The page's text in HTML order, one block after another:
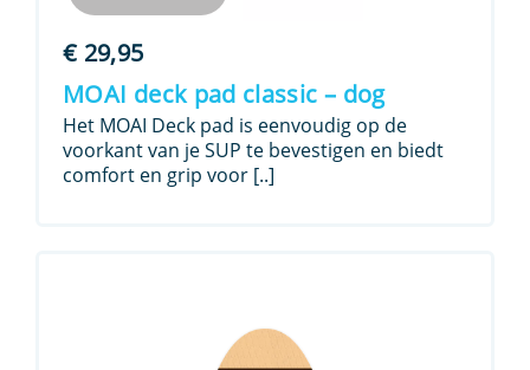
€29,95
MOAI deck pad classic – dog
Het MOAI Deck pad is eenvoudig op de
voorkant van je SUP te bevestigen en biedt
comfort en grip voor [..]